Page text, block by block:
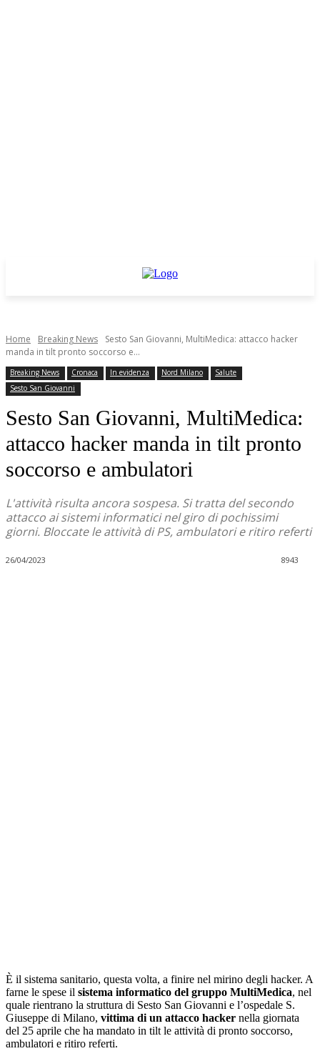
Home Breaking News
Sesto San Giovanni, MultiMedica: attacco hacker
manda in tilt pronto soccorso e...
Breaking News Cronaca In evidenza Nord Milano
Salute
Sesto San Giovanni
Sesto San Giovanni, MultiMedica:
attacco hacker manda in tilt pronto
soccorso e ambulatori
L'attività risulta ancora sospesa. Si tratta del secondo
attacco ai sistemi informatici nel giro di pochissimi
giorni. Bloccate le attività di PS, ambulatori e ritiro referti
26/04/2023 8943
È il sistema sanitario, questa volta, a finire nel mirino degli hacker. A
farne le spese il sistema informatico del gruppo MultiMedica, nel
quale rientrano la struttura di Sesto San Giovanni e l’ospedale S.
Giuseppe di Milano, vittima di un attacco hacker nella giornata
del 25 aprile che ha mandato in tilt le attività di pronto soccorso,
ambulatori e ritiro referti.